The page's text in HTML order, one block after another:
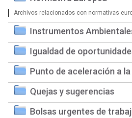
Archivos relacionados con normativas
Instrumentos
Igualdad de
Punto de aceleración a
Quejas y sugerencias
Bolsas urgentes de